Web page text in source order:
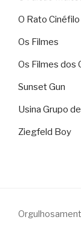
O Rato Cinéfilo
Os Filmes
Os Filmes dos
Sunset Gun
Usina Grupo
Ziegfeld Boy